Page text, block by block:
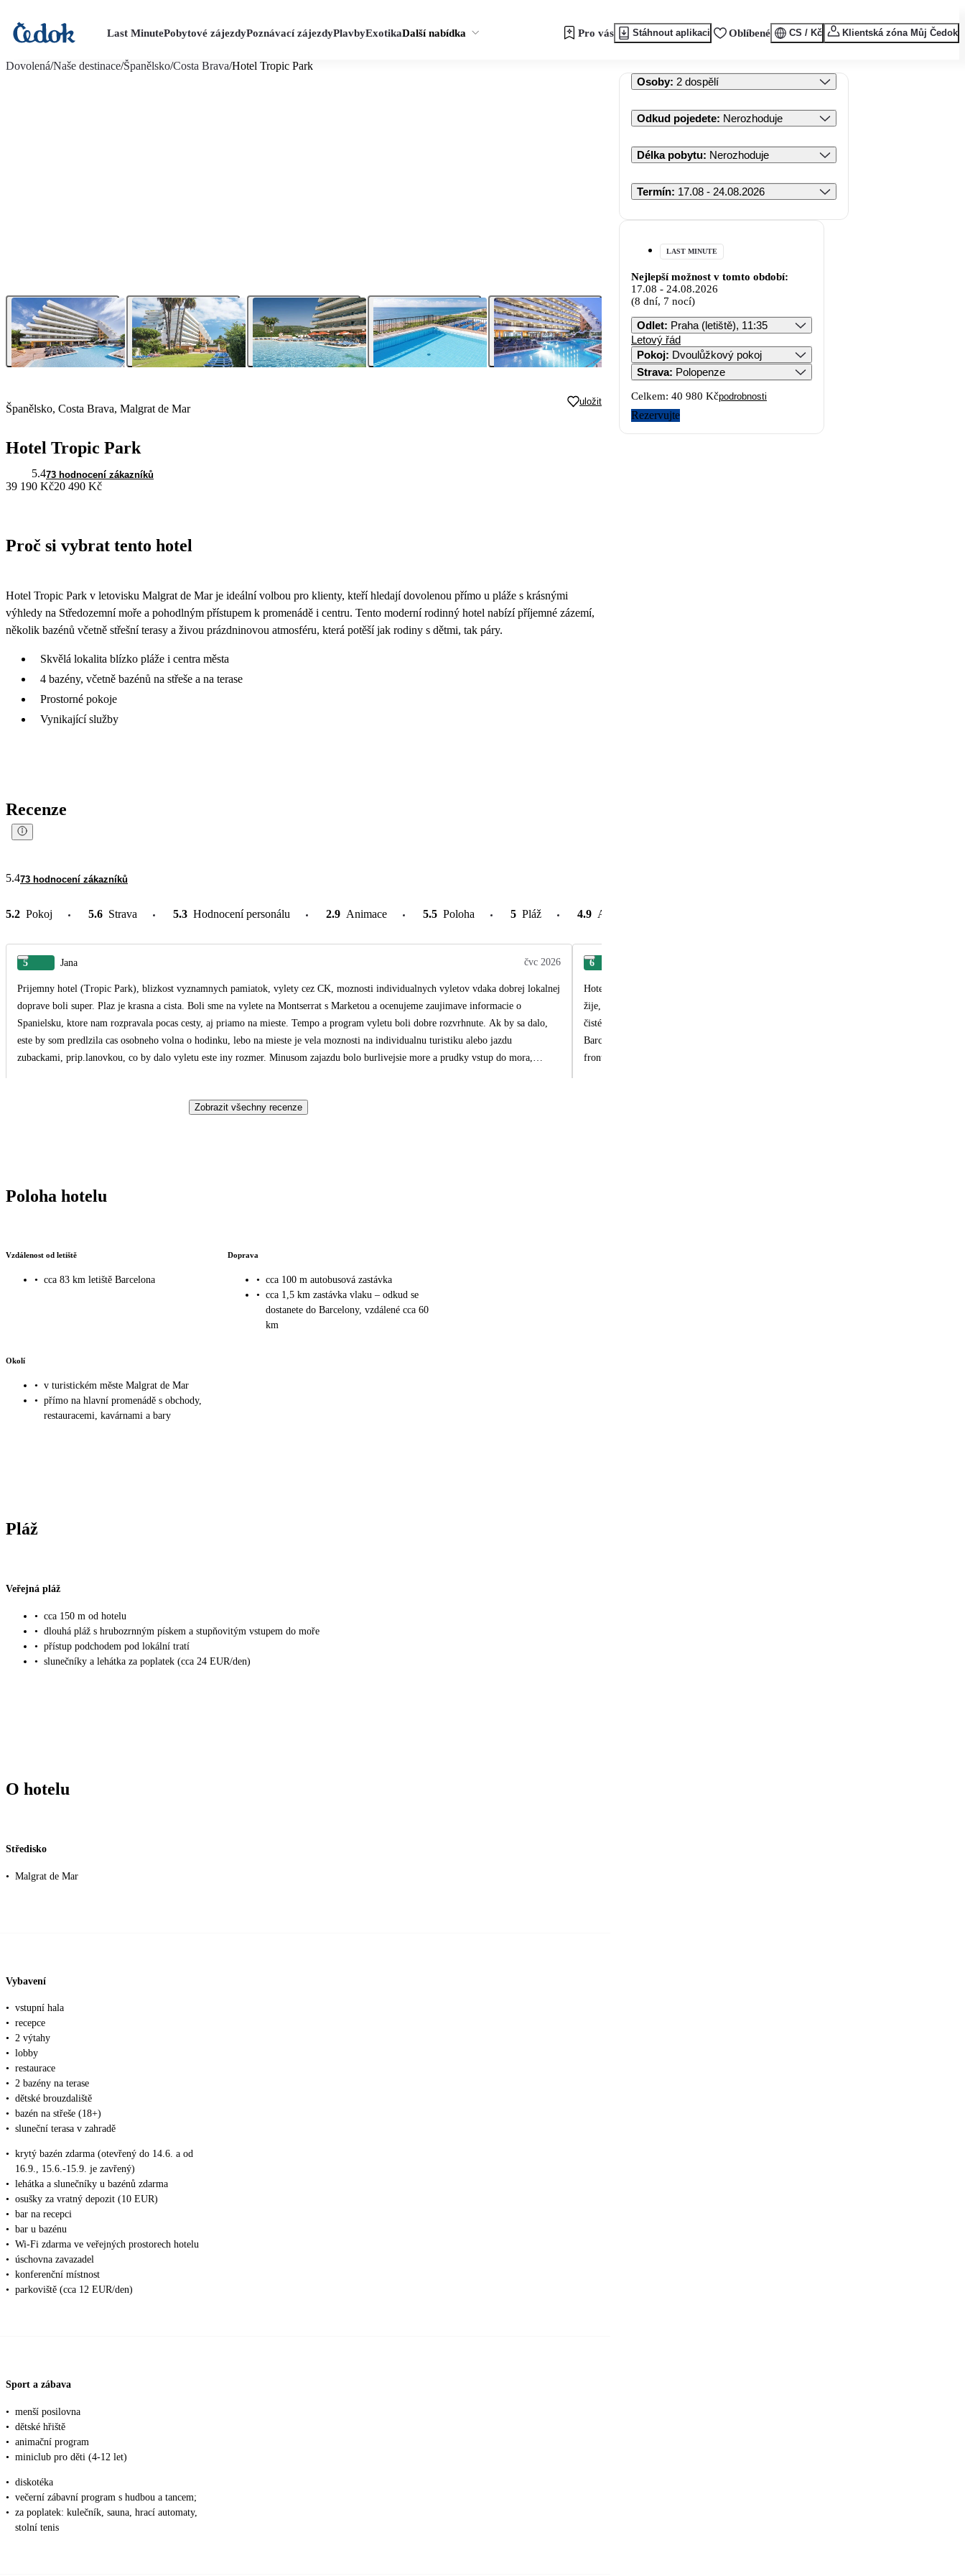
Last MinutePobytové zájezdyPoznávací zájezdyPlavbyExotikaDalší nabídka Pro vás Stáhnout aplikaci Oblíbené CS / Kč Klientská zóna Můj Čedok
Dovolená/Naše destinace/Španělsko/Costa Brava/Hotel Tropic Park
Španělsko, Costa Brava, Malgrat de Mar
uložit
Hotel Tropic Park
5.473 hodnocení zákazníků
39 190 Kč20 490 Kč
Proč si vybrat tento hotel
Hotel Tropic Park v letovisku Malgrat de Mar je ideální volbou pro klienty, kteří hledají dovolenou přímo u pláže s krásnými
výhledy na Středozemní moře a pohodlným přístupem k promenádě i centru. Tento moderní rodinný hotel nabízí příjemné zázemí,
několik bazénů včetně střešní terasy a živou prázdninovou atmosféru, která potěší jak rodiny s dětmi, tak páry.
Skvělá lokalita blízko pláže i centra města
4 bazény, včetně bazénů na střeše a na terase
Prostorné pokoje
Vynikající služby
Recenze
5.473 hodnocení zákazníků
5.2 Pokoj 5.6 Strava 5.3 Hodnocení personálu 2.9 Animace 5.5 Poloha 5 Pláž 4.9 Atrakce v okolí
5 Jana čvc 2026
Prijemny hotel (Tropic Park), blizkost vyznamnych pamiatok, vylety cez CK, moznosti individualnych vyletov vdaka dobrej lokalnej
doprave boli super. Plaz je krasna a cista. Boli sme na vylete na Montserrat s Marketou a ocenujeme zaujimave informacie o
Spanielsku, ktore nam rozpravala pocas cesty, aj priamo na mieste. Tempo a program vyletu boli dobre rozvrhnute. Ak by sa dalo,
este by som predlzila cas osobneho volna o hodinku, lebo na mieste je vela moznosti na individualnu turistiku alebo jazdu
zubackami, prip.lanovkou, co by dalo vyletu este iny rozmer. Minusom zajazdu bolo burlivejsie more a prudky vstup do mora,
6
Hotel Tropic Park v Malgrat de Mar prošel zdařilou rekonstrukcí. Je skvěle umístěný, jen 3
žije, obchody jsou hned přes ulici. Večeře byly opravdu vynikající, určitě si objednejte
čisté, úklid každý den. Wi-Fi spolehlivé. Bazény a animátory jsme vynechali – moře nás
Barcelony, vlak jede přímo do centra Barcelony a na nádraží v Malgrat v klidu dojdete za
fronty v automatu, tak jako všude v hotelu i obchodech platíte kartou, hotovost jsme nikde
Zobrazit všechny recenze
Poloha hotelu
Vzdálenost od letiště
• cca 83 km letiště Barcelona
Doprava
• cca 100 m autobusová zastávka
• cca 1,5 km zastávka vlaku – odkud se
dostanete do Barcelony, vzdálené cca 60
km
Okolí
• v turistickém měste Malgrat de Mar
• přímo na hlavní promenádě s obchody,
restauracemi, kavárnami a bary
Pláž
Veřejná pláž
• cca 150 m od hotelu
• dlouhá pláž s hrubozrnným pískem a stupňovitým vstupem do moře
• přístup podchodem pod lokální tratí
• slunečníky a lehátka za poplatek (cca 24 EUR/den)
O hotelu
Středisko
• Malgrat de Mar
Vybavení
• vstupní hala
• recepce
• 2 výtahy
• lobby
• restaurace
• 2 bazény na terase
• dětské brouzdaliště
• bazén na střeše (18+)
• sluneční terasa v zahradě
• krytý bazén zdarma (otevřený do 14.6. a od
16.9., 15.6.-15.9. je zavřený)
• lehátka a slunečníky u bazénů zdarma
• osušky za vratný depozit (10 EUR)
• bar na recepci
• bar u bazénu
• Wi-Fi zdarma ve veřejných prostorech hotelu
• úschovna zavazadel
• konferenční místnost
• parkoviště (cca 12 EUR/den)
Sport a zábava
• menší posilovna
• dětské hřiště
• animační program
• miniclub pro děti (4-12 let)
• diskotéka
• večerní zábavní program s hudbou a tancem;
• za poplatek: kulečník, sauna, hrací automaty,
stolní tenis
Osoby: 2 dospělí
Odkud pojedete: Nerozhoduje
Délka pobytu: Nerozhoduje
Termín: 17.08 - 24.08.2026
LAST MINUTE
Nejlepší možnost v tomto období:
17.08 - 24.08.2026
(8 dní, 7 nocí)
Odlet: Praha (letiště), 11:35
Letový řád
Pokoj: Dvoulůžkový pokoj
Strava: Polopenze
Celkem: 40 980 Kčpodrobnosti
Rezervujte